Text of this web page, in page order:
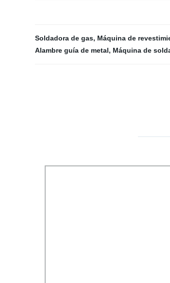
Soldadora de gas, Máquina de
Alambre guía de metal, Máquina de